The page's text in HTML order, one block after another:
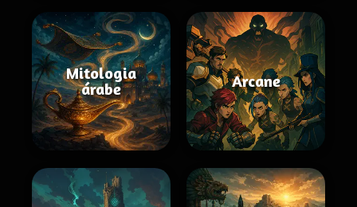
Mitologia
árabe
Arcane